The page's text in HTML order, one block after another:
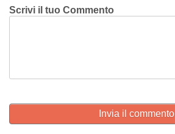
Scrivi il tuo Commento
Invia il commento